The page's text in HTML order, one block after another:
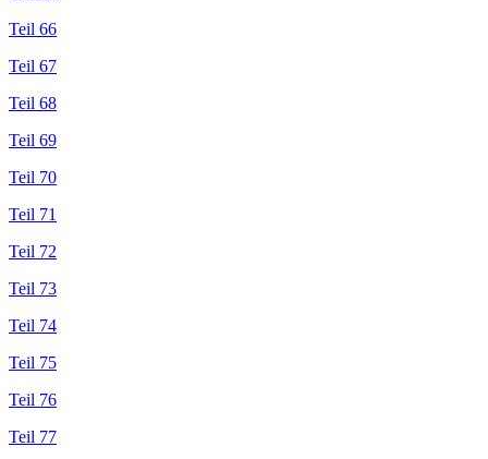
Teil 66
Teil 67
Teil 68
Teil 69
Teil 70
Teil 71
Teil 72
Teil 73
Teil 74
Teil 75
Teil 76
Teil 77